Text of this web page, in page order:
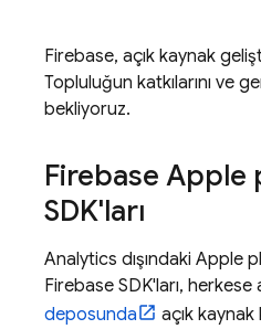
Firebase, açık kaynak
Topluluğun katkılarını ve
bekliyoruz.
Firebase Apple
SDK'ları
Analytics dışındaki Apple
Firebase SDK'ları, herkese
deposunda
açık